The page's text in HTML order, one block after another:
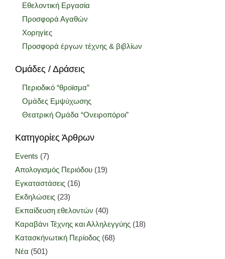
Εθελοντική Εργασία
Προσφορά Αγαθών
Χορηγίες
Προσφορά έργων τέχνης & βιβλίων
Ομάδες / Δράσεις
Περιοδικό “θροϊσμα”
Ομάδες Εμψύχωσης
Θεατρική Ομάδα “Ονειροπόροι”
Κατηγορίες Άρθρων
Events (7)
Απολογισμός Περιόδου (19)
Εγκαταστάσεις (16)
Εκδηλώσεις (23)
Εκπαίδευση εθελοντών (40)
Καραβάνι Τέχνης και Αλληλεγγύης (18)
Κατασκήνωτική Περίοδος (68)
Νέα (501)